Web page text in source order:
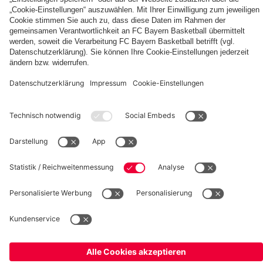
Allianz Arena Media Center
FC Bayern Tours
Kinder- und Jugendschutz
Verträge hier kündigen